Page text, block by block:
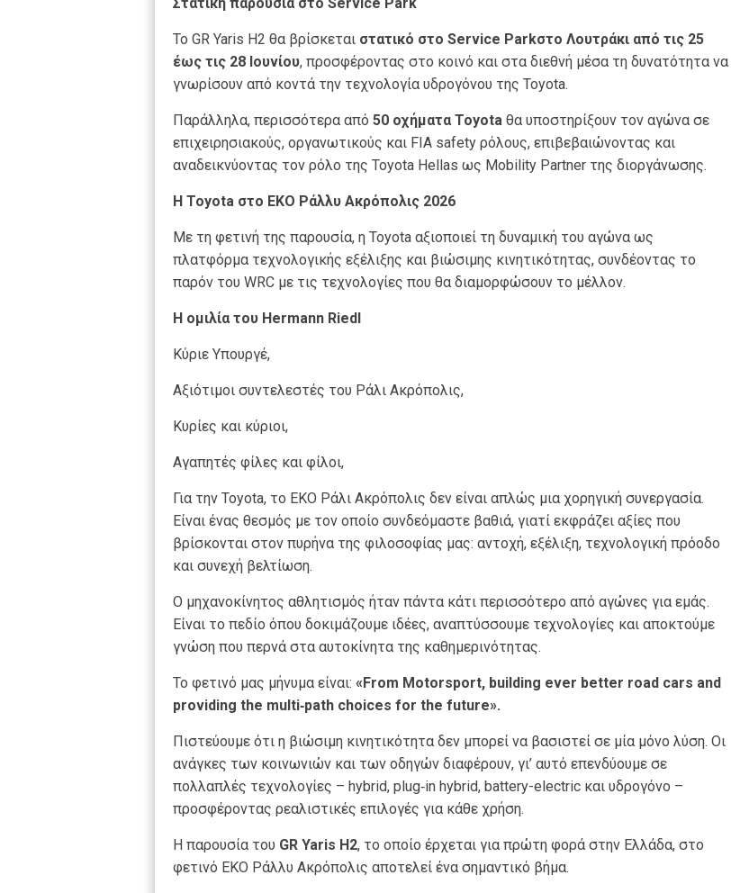
Το GR Yaris H2 θα βρίσκεται στατικό στο Service Parkστο Λουτράκι από τις 25
έως τις 28 Ιουνίου, προσφέροντας στο κοινό και στα διεθνή μέσα τη δυνατότητα να
γνωρίσουν από κοντά την τεχνολογία υδρογόνου της Toyota.
Παράλληλα, περισσότερα από 50 οχήματα Toyota θα υποστηρίξουν τον αγώνα σε
επιχειρησιακούς, οργανωτικούς και FIA safety ρόλους, επιβεβαιώνοντας και
αναδεικνύοντας τον ρόλο της Toyota Hellas ως Mobility Partner της διοργάνωσης.
Η Toyota στο ΕΚΟ Ράλλυ Ακρόπολις 2026
Με τη φετινή της παρουσία, η Toyota αξιοποιεί τη δυναμική του αγώνα ως
πλατφόρμα τεχνολογικής εξέλιξης και βιώσιμης κινητικότητας, συνδέοντας το
παρόν του WRC με τις τεχνολογίες που θα διαμορφώσουν το μέλλον.
Η ομιλία του Hermann Riedl
Κύριε Υπουργέ,
Αξιότιμοι συντελεστές του Ράλι Ακρόπολις,
Κυρίες και κύριοι,
Αγαπητές φίλες και φίλοι,
Για την Toyota, το ΕΚΟ Ράλι Ακρόπολις δεν είναι απλώς μια χορηγική συνεργασία.
Είναι ένας θεσμός με τον οποίο συνδεόμαστε βαθιά, γιατί εκφράζει αξίες που
βρίσκονται στον πυρήνα της φιλοσοφίας μας: αντοχή, εξέλιξη, τεχνολογική πρόοδο
και συνεχή βελτίωση.
Ο μηχανοκίνητος αθλητισμός ήταν πάντα κάτι περισσότερο από αγώνες για εμάς.
Είναι το πεδίο όπου δοκιμάζουμε ιδέες, αναπτύσσουμε τεχνολογίες και αποκτούμε
γνώση που περνά στα αυτοκίνητα της καθημερινότητας.
Το φετινό μας μήνυμα είναι: «From Motorsport, building ever better road cars and
providing the multi‑path choices for the future».
Πιστεύουμε ότι η βιώσιμη κινητικότητα δεν μπορεί να βασιστεί σε μία μόνο λύση. Οι
ανάγκες των κοινωνιών και των οδηγών διαφέρουν, γι’ αυτό επενδύουμε σε
πολλαπλές τεχνολογίες – hybrid, plug‑in hybrid, battery-electric και υδρογόνο –
προσφέροντας ρεαλιστικές επιλογές για κάθε χρήση.
Η παρουσία του GR Yaris H2, το οποίο έρχεται για πρώτη φορά στην Ελλάδα, στο
φετινό ΕΚΟ Ράλλυ Ακρόπολις αποτελεί ένα σημαντικό βήμα.